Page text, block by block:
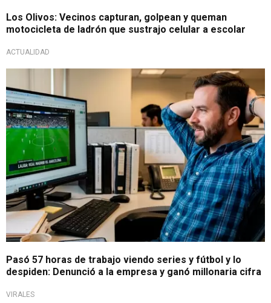
Los Olivos: Vecinos capturan, golpean y queman
motocicleta de ladrón que sustrajo celular a escolar
ACTUALIDAD
Pasó 57 horas de trabajo viendo series y fútbol y lo
despiden: Denunció a la empresa y ganó millonaria cifra
VIRALES